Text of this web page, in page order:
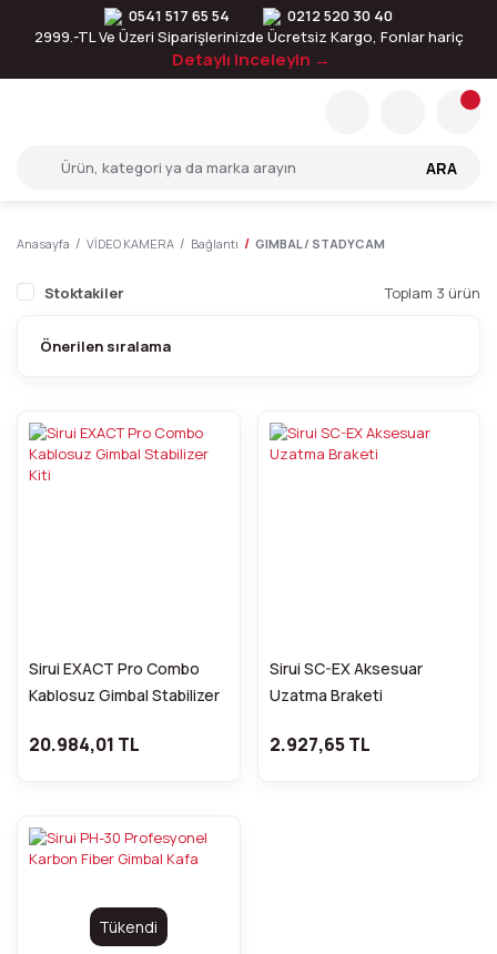
0541 517 65 54
0212 520 30 40
2999.-TL Ve Üzeri Siparişlerinizde Ücretsiz Kargo, Fonlar hariç
Detaylı inceleyin →
ARA
Anasayfa VİDEO KAMERA Bağlantı GIMBAL / STADYCAM
Stoktakiler Toplam 3 ürün
Sirui EXACT Pro Combo
Kablosuz Gimbal Stabilizer
20.984,01 TL
Sirui SC-EX Aksesuar
Uzatma Braketi
2.927,65 TL
Tükendi